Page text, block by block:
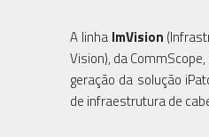
A linha ImVision
Vision), da
geração da solução
de infraestrutura de